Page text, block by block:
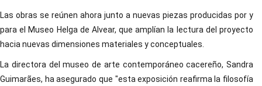
Las obras se reúnen ahora junto a nuevas piezas producidas por y
para el Museo Helga de Alvear, que amplían la lectura del proyecto
hacia nuevas dimensiones materiales y conceptuales.
La directora del museo de arte contemporáneo cacereño, Sandra
Guimarães, ha asegurado que "esta exposición reafirma la filosofía